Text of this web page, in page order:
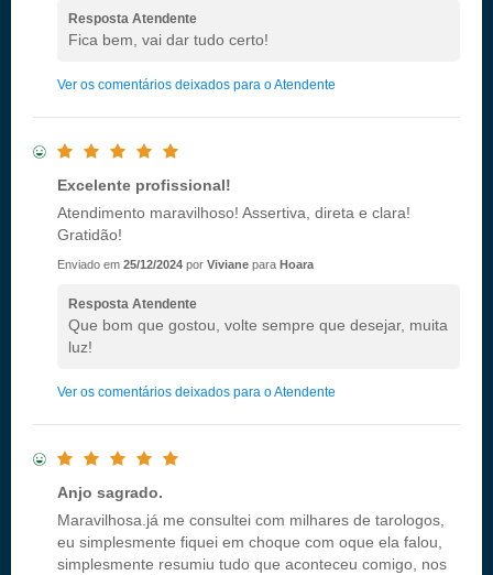
Resposta Atendente
Fica bem, vai dar tudo certo!
Ver os comentários deixados para o Atendente
Excelente profissional!
Atendimento maravilhoso! Assertiva, direta e clara!
Gratidão!
Enviado em 25/12/2024 por Viviane para Hoara
Resposta Atendente
Que bom que gostou, volte sempre que desejar, muita
luz!
Ver os comentários deixados para o Atendente
Anjo sagrado.
Maravilhosa.já me consultei com milhares de tarologos,
eu simplesmente fiquei em choque com oque ela falou,
simplesmente resumiu tudo que aconteceu comigo, nos